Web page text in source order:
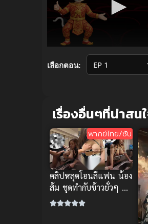
เลือกตอน:
เรื่องอื่นๆที่น่าสน
พากย์ไทย/ซับ
คลิปหลุดโอนลี่แฟน น้อง
ส้ม ชุดทำกับข้าวยั่วๆ นม
ใหญ่โดนกระแทกรัวๆ